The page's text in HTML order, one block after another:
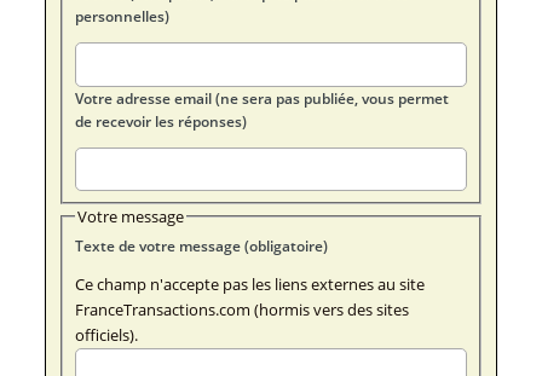
personnelles)
Votre adresse email (ne sera pas publiée, vous permet
de recevoir les réponses)
Votre message
Texte de votre message (obligatoire)
Ce champ n'accepte pas les liens externes au site
FranceTransactions.com (hormis vers des sites
officiels).